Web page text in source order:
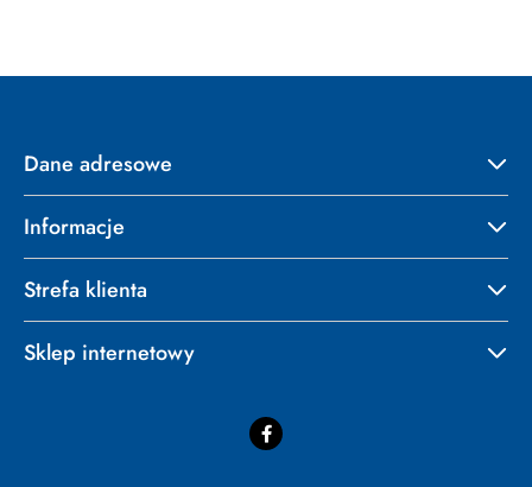
Dane adresowe
Informacje
Strefa klienta
Sklep internetowy